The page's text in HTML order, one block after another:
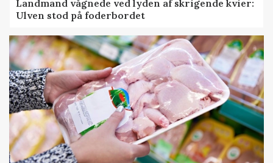
Landmand vågnede ved lyden af skrigende kvier:
Ulven stod på foderbordet